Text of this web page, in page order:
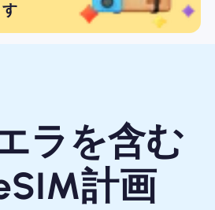
ラを含む
計画